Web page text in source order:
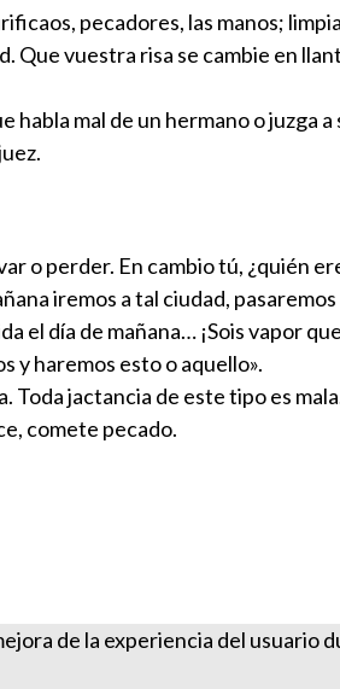
pecadores, las manos;
Que vuestra risa se cambie en
mal de un hermano o juzga
o perder. En cambio tú, ¿quién
iremos a tal ciudad,
el día de mañana… ¡Sois vapor
y haremos esto o aquello».
Toda jactancia de este tipo es
comete pecado.
de la experiencia del